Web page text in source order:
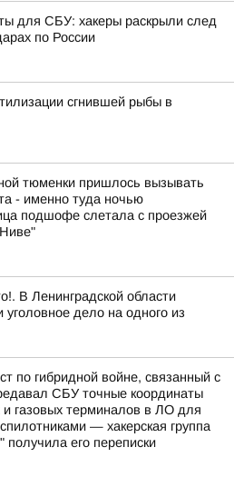
для СБУ: хакеры раскрыли след
по России
сгнившей рыбы в
тюменки пришлось вызывать
- именно туда ночью
подшофе слетала с проезжей
В Ленинградской области
уголовное дело на одного из
по гибридной войне, связанный с
СБУ точные координаты
газовых терминалов в ЛО для
— хакерская группа
получила его переписки